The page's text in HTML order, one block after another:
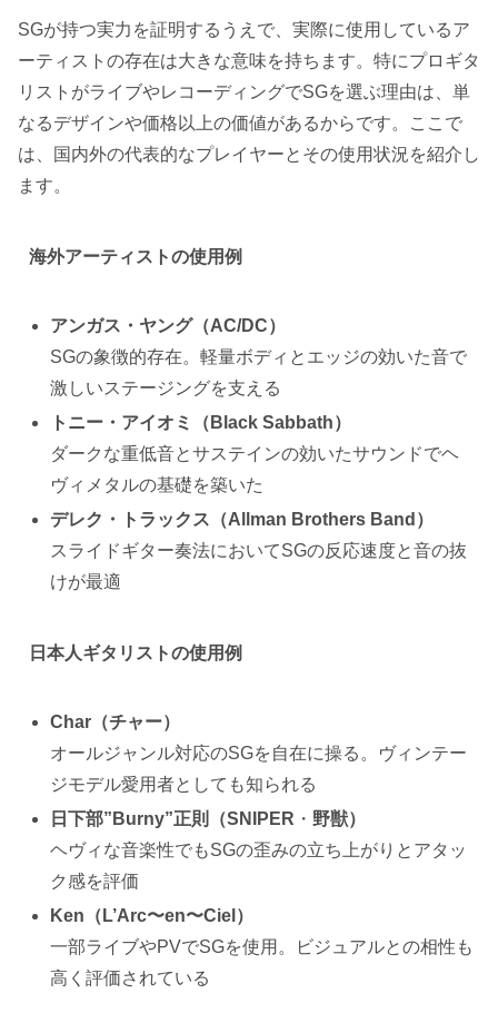
SGが持つ実力を証明するうえで、実際に使用しているア
ーティストの存在は大きな意味を持ちます。特にプロギタ
リストがライブやレコーディングでSGを選ぶ理由は、単
なるデザインや価格以上の価値があるからです。ここで
は、国内外の代表的なプレイヤーとその使用状況を紹介し
ます。
海外アーティストの使用例
アンガス・ヤング（AC/DC）
SGの象徴的存在。軽量ボディとエッジの効いた音で
激しいステージングを支える
トニー・アイオミ（Black Sabbath）
ダークな重低音とサステインの効いたサウンドでヘ
ヴィメタルの基礎を築いた
デレク・トラックス（Allman Brothers Band）
スライドギター奏法においてSGの反応速度と音の抜
けが最適
日本人ギタリストの使用例
Char（チャー）
オールジャンル対応のSGを自在に操る。ヴィンテー
ジモデル愛用者としても知られる
日下部”Burny”正則（SNIPER ・ 野獣）
ヘヴィな音楽性でもSGの歪みの立ち上がりとアタッ
ク感を評価
Ken（L’Arc〜en〜Ciel）
一部ライブやPVでSGを使用。ビジュアルとの相性も
高く評価されている